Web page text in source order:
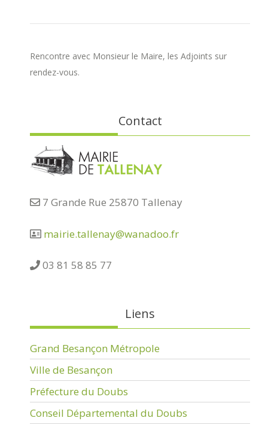
Rencontre avec Monsieur le Maire, les Adjoints sur
rendez-vous.
Contact
7 Grande Rue 25870 Tallenay
mairie.tallenay@wanadoo.fr
03 81 58 85 77
Liens
Grand Besançon Métropole
Ville de Besançon
Préfecture du Doubs
Conseil Départemental du Doubs